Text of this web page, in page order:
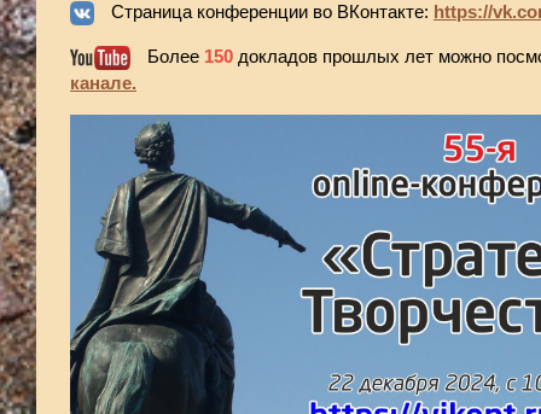
Страница конференции во ВКонтакте: https://
Более 150 докладов прошлых лет можно
канале.